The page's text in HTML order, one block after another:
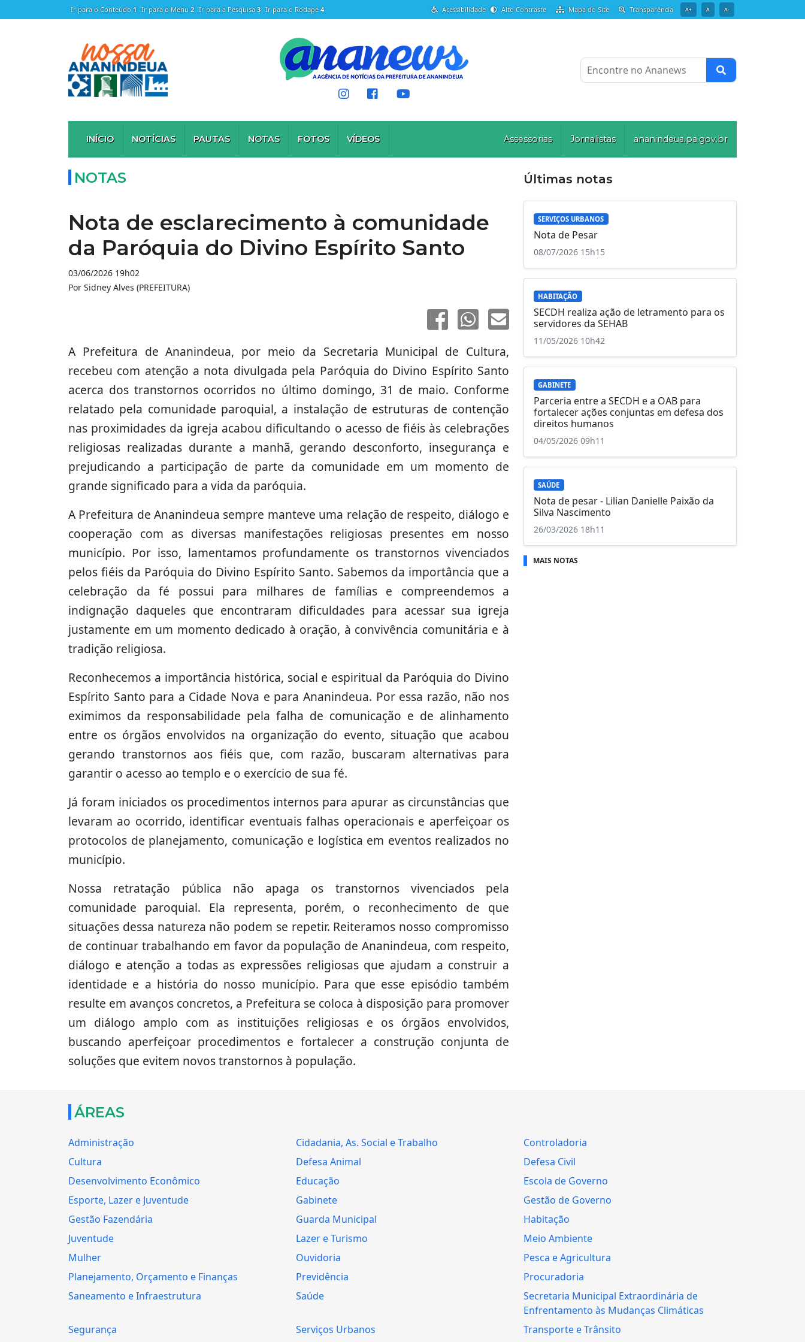
Ir para o Conteúdo 1 Ir para o Menu 2 Ir para a Pesquisa 3 Ir para o Rodapé4 Acessibilidade Alto Contraste Mapa do Site Transparência A+ A A-
Encontre no Ananews
INÍCIO NOTÍCIAS PAUTAS NOTAS FOTOS VÍDEOS Assessorias Jornalistas ananindeua.pa.gov.br
NOTAS
Nota de esclarecimento à comunidade
da Paróquia do Divino Espírito Santo
03/06/2026 19h02
Por Sidney Alves (PREFEITURA)
A Prefeitura de Ananindeua, por meio da Secretaria Municipal de Cultura,
recebeu com atenção a nota divulgada pela Paróquia do Divino Espírito Santo
acerca dos transtornos ocorridos no último domingo, 31 de maio. Conforme
relatado pela comunidade paroquial, a instalação de estruturas de contenção
nas proximidades da igreja acabou dificultando o acesso de fiéis às celebrações
religiosas realizadas durante a manhã, gerando desconforto, insegurança e
prejudicando a participação de parte da comunidade em um momento de
grande significado para a vida da paróquia.
A Prefeitura de Ananindeua sempre manteve uma relação de respeito, diálogo e
cooperação com as diversas manifestações religiosas presentes em nosso
município. Por isso, lamentamos profundamente os transtornos vivenciados
pelos fiéis da Paróquia do Divino Espírito Santo. Sabemos da importância que a
celebração da fé possui para milhares de famílias e compreendemos a
indignação daqueles que encontraram dificuldades para acessar sua igreja
justamente em um momento dedicado à oração, à convivência comunitária e à
tradição religiosa.
Reconhecemos a importância histórica, social e espiritual da Paróquia do Divino
Espírito Santo para a Cidade Nova e para Ananindeua. Por essa razão, não nos
eximimos da responsabilidade pela falha de comunicação e de alinhamento
entre os órgãos envolvidos na organização do evento, situação que acabou
gerando transtornos aos fiéis que, com razão, buscaram alternativas para
garantir o acesso ao templo e o exercício de sua fé.
Já foram iniciados os procedimentos internos para apurar as circunstâncias que
levaram ao ocorrido, identificar eventuais falhas operacionais e aperfeiçoar os
protocolos de planejamento, comunicação e logística em eventos realizados no
município.
Nossa retratação pública não apaga os transtornos vivenciados pela
comunidade paroquial. Ela representa, porém, o reconhecimento de que
situações dessa natureza não podem se repetir. Reiteramos nosso compromisso
de continuar trabalhando em favor da população de Ananindeua, com respeito,
diálogo e atenção a todas as expressões religiosas que ajudam a construir a
identidade e a história do nosso município. Para que esse episódio também
resulte em avanços concretos, a Prefeitura se coloca à disposição para promover
um diálogo amplo com as instituições religiosas e os órgãos envolvidos,
buscando aperfeiçoar procedimentos e fortalecer a construção conjunta de
soluções que evitem novos transtornos à população.
Últimas notas
SERVIÇOS URBANOS
Nota de Pesar
08/07/2026 15h15
HABITAÇÃO
SECDH realiza ação de letramento para os
servidores da SEHAB
11/05/2026 10h42
GABINETE
Parceria entre a SECDH e a OAB para
fortalecer ações conjuntas em defesa dos
direitos humanos
04/05/2026 09h11
SAÚDE
Nota de pesar - Lilian Danielle Paixão da
Silva Nascimento
26/03/2026 18h11
MAIS NOTAS
ÁREAS
Administração Cidadania, As. Social e Trabalho
Controladoria
Cultura
Defesa Animal
Defesa Civil
Desenvolvimento Econômico
Educação
Escola de Governo
Esporte, Lazer e Juventude
Gabinete
Gestão de Governo
Gestão Fazendária
Guarda Municipal
Habitação
Juventude
Lazer e Turismo
Meio Ambiente
Mulher
Ouvidoria
Pesca e Agricultura
Planejamento, Orçamento e Finanças
Previdência
Procuradoria
Saneamento e Infraestrutura
Saúde
Secretaria Municipal Extraordinária de
Enfrentamento às Mudanças Climáticas
Segurança
Serviços Urbanos Transporte e Trânsito